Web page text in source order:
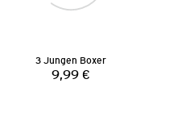
3 Jungen Boxer
Preis:
9,99 €